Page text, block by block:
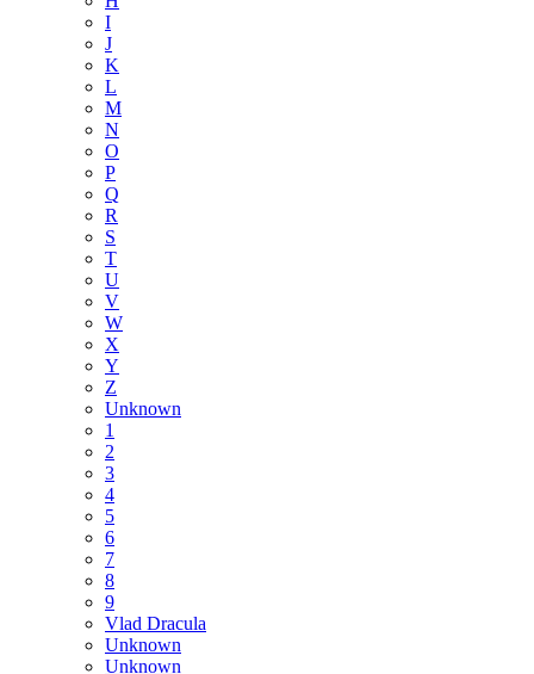
I
J
K
L
M
N
O
P
Q
R
S
T
U
V
W
X
Y
Z
Unknown
1
2
3
4
5
6
7
8
9
Vlad Dracula
Unknown
Unknown